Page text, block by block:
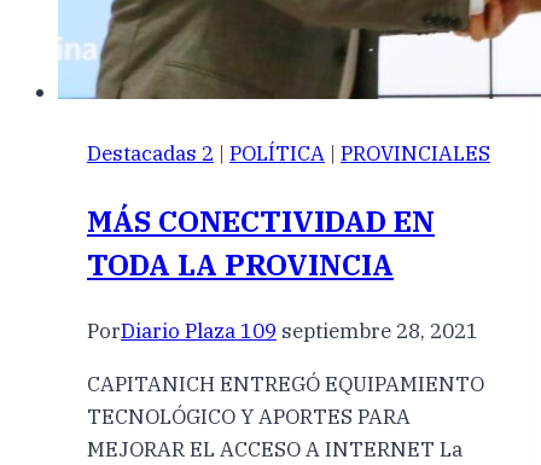
Destacadas 2 | POLÍTICA | PROVINCIALES
MÁS CONECTIVIDAD EN
TODA LA PROVINCIA
PorDiario Plaza 109 septiembre 28, 2021
CAPITANICH ENTREGÓ EQUIPAMIENTO
TECNOLÓGICO Y APORTES PARA
MEJORAR EL ACCESO A INTERNET La